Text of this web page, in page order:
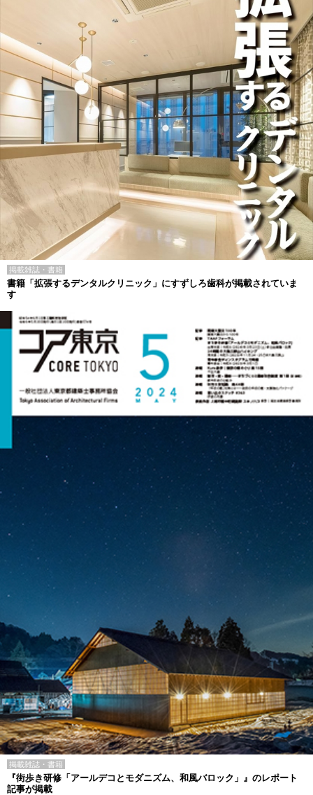
掲載雑誌・書籍
書籍「拡張するデンタルクリニック」にすずしろ歯科が掲載されていま
す
掲載雑誌・書籍
『街歩き研修「アールデコとモダニズム、和風バロック」』のレポート
記事が掲載